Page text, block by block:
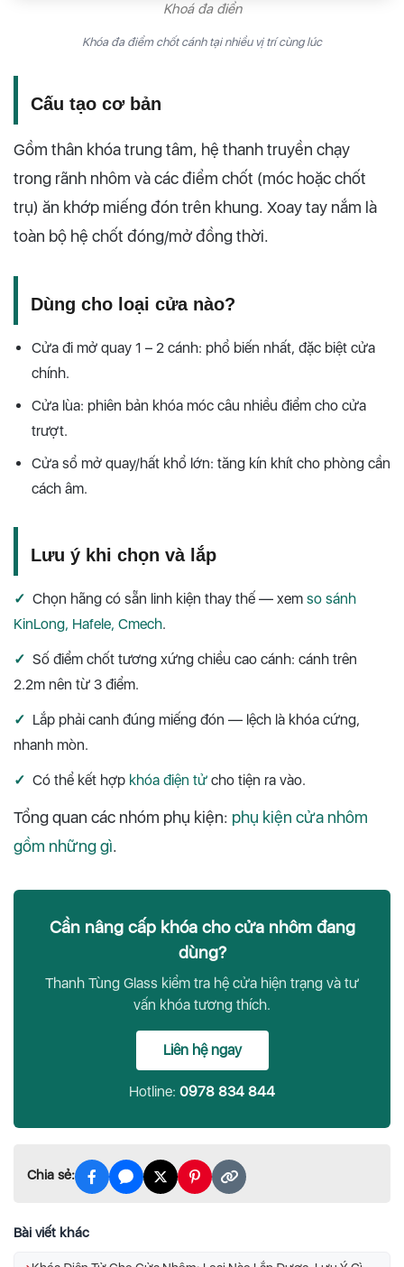
Khoá đa điển
Khóa đa điểm chốt cánh tại nhiều vị trí cùng lúc
Cấu tạo cơ bản
Gồm thân khóa trung tâm, hệ thanh truyền chạy
trong rãnh nhôm và các điểm chốt (móc hoặc chốt
trụ) ăn khớp miếng đón trên khung. Xoay tay nắm là
toàn bộ hệ chốt đóng/mở đồng thời.
Dùng cho loại cửa nào?
Cửa đi mở quay 1 – 2 cánh: phổ biến nhất, đặc biệt cửa
chính.
Cửa lùa: phiên bản khóa móc câu nhiều điểm cho cửa
trượt.
Cửa sổ mở quay/hất khổ lớn: tăng kín khít cho phòng cần
cách âm.
Lưu ý khi chọn và lắp
✓ Chọn hãng có sẵn linh kiện thay thế — xem so sánh
KinLong, Hafele, Cmech.
✓ Số điểm chốt tương xứng chiều cao cánh: cánh trên
2.2m nên từ 3 điểm.
✓ Lắp phải canh đúng miếng đón — lệch là khóa cứng,
nhanh mòn.
✓ Có thể kết hợp khóa điện tử cho tiện ra vào.
Tổng quan các nhóm phụ kiện: phụ kiện cửa nhôm
gồm những gì.
Cần nâng cấp khóa cho cửa nhôm đang
dùng?
Thanh Tùng Glass kiểm tra hệ cửa hiện trạng và tư
vấn khóa tương thích.
Liên hệ ngay
Hotline: 0978 834 844
Chia sẻ:
Bài viết khác